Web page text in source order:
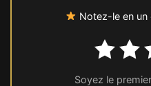
Notez-le en
Soyez le